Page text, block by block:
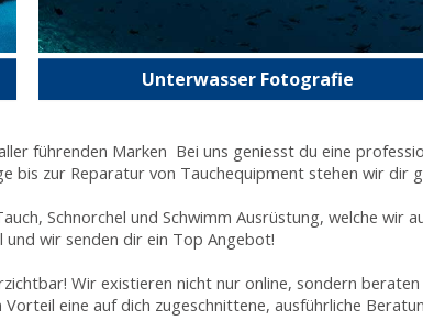
Unterwasser Fotografie
führenden Marken Bei uns geniesst du eine
bis zur Reparatur von Tauchequipment stehen wir dir
Schnorchel und Schwimm Ausrüstung, welche wir
und wir senden dir ein Top Angebot!
Wir existieren nicht nur online, sondern
eine auf dich zugeschnittene, ausführliche